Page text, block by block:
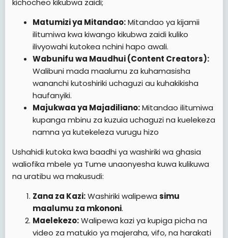
Matumizi ya Mitandao:Mitandao ya kijamii
ilitumiwa kwa kiwango kikubwa zaidi kuliko
ilivyowahi kutokea nchini hapo awali.
Wabunifu wa Maudhui (Content Creators):
Walibuni mada maalumu za kuhamasisha
wananchi kutoshiriki uchaguzi au kuhakikisha
haufanyiki.
Majukwaa ya Majadiliano:Mitandao ilitumiwa
kupanga mbinu za kuzuia uchaguzi na kuelekeza
namna ya kutekeleza vurugu hizo
Ushahidi kutoka kwa baadhi ya washiriki wa ghasia
waliofika mbele ya Tume unaonyesha kuwa kulikuwa
na uratibu wa makusudi:
Zana za Kazi:Washiriki walipewa simu
maalumu za mkononi.
Maelekezo:Walipewa kazi ya kupiga picha na
video za matukio ya majeraha, vifo, na harakati